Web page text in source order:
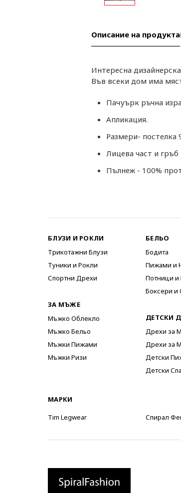
Описание на продукта
Интересна
Във всеки дом има
Пачуърк ръчна
Апликация.
Размери- постелка
Лицева част и
Пълнеж - 100%
БЛУЗИ И РОКЛИ
Трикотажни Блузи
Туники и Рокли
Спортни Дрехи
ЗА МЪЖЕ
Мъжко Облекло
Мъжко Бельо
Мъжки Пижами
Мъжки Ризи
БЕЛЬО
Бодита
Пижами и
Потници и
Боксери и
ДЕТСКИ
Дрехи за
Дрехи за
Детски
Детски
МАРКИ
Tim Legwear
Спирал